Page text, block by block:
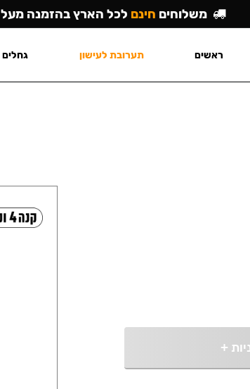
+
משלוחים חינם לכל הארץ בהזמנה מעל ₪449
ראשים תערובת לעישון גחלים